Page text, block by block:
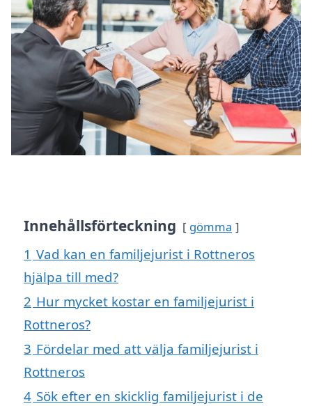
Innehållsförteckning gömma
1 Vad kan en familjejurist i Rottneros
hjälpa till med?
2 Hur mycket kostar en familjejurist i
Rottneros?
3 Fördelar med att välja familjejurist i
Rottneros
4 Sök efter en skicklig familjejurist i de